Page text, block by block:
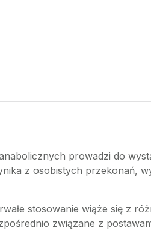
prowadzi do
z osobistych przekonań,
stosowanie wiąże się z
związane z